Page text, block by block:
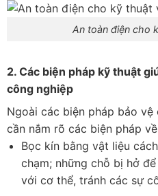
An toàn điện cho
2. Các biện pháp kỹ thuật
công nghiệp
Ngoài các biện pháp bảo
cần nắm rõ các biện pháp
Bọc kín bằng vật liệu
chạm; những chỗ bị hở
với cơ thể, tránh các sự